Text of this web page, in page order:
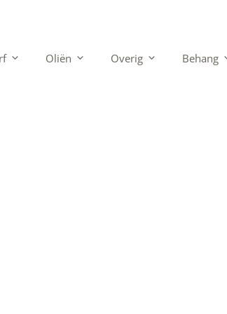
Oliën Overig Behang